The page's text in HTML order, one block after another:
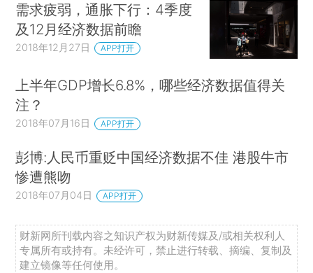
需求疲弱，通胀下行：4季度
及12月经济数据前瞻
2018年12月27日 APP打开
上半年GDP增长6.8%，哪些经济数据值得关
注？
2018年07月16日 APP打开
彭博:人民币重贬中国经济数据不佳 港股牛市
惨遭熊吻
2018年07月04日 APP打开
财新网所刊载内容之知识产权为财新传媒及/或相关权利人
专属所有或持有。未经许可，禁止进行转载、摘编、复制及
建立镜像等任何使用。